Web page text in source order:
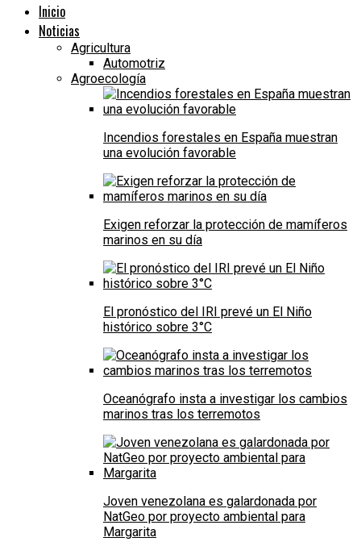
Inicio
Noticias
Agricultura
Automotriz
Agroecología
Incendios forestales en España muestran
una evolución favorable
Exigen reforzar la protección de mamíferos
marinos en su día
El pronóstico del IRI prevé un El Niño
histórico sobre 3°C
Oceanógrafo insta a investigar los cambios
marinos tras los terremotos
Joven venezolana es galardonada por
NatGeo por proyecto ambiental para
Margarita